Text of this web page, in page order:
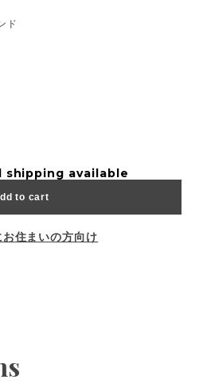
ド
available
to cart
お住まいの方向け